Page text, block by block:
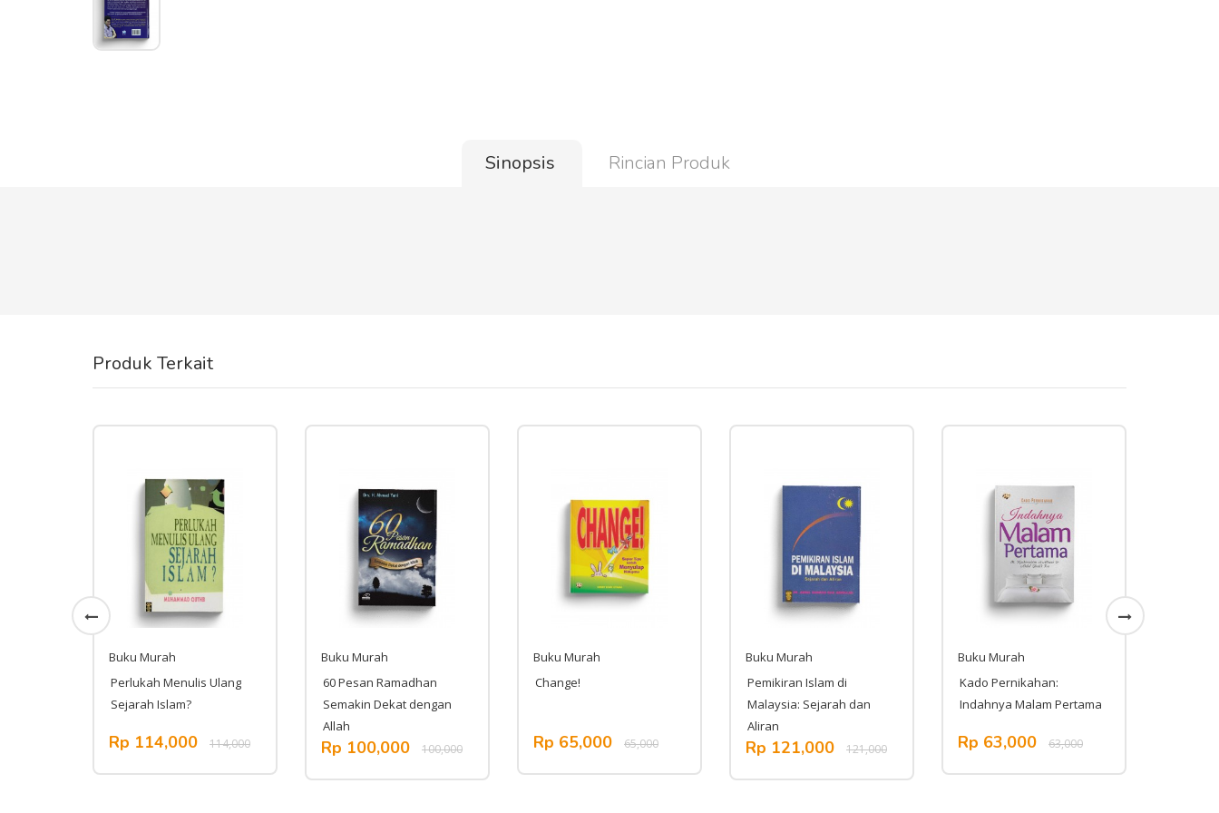
Sinopsis Rincian Produk
Produk Terkait
Buku Murah
Perlukah Menulis Ulang
Sejarah Islam?
Rp 114,000 114,000
Buku Murah
60 Pesan Ramadhan
Semakin Dekat dengan
Allah
Rp 100,000 100,000
Buku Murah
Change!
Rp 65,000 65,000
Buku Murah
Pemikiran Islam di
Malaysia: Sejarah dan
Aliran
Rp 121,000 121,000
Buku Murah
Kado Pernikahan:
Indahnya Malam Pertama
Rp 63,000 63,000